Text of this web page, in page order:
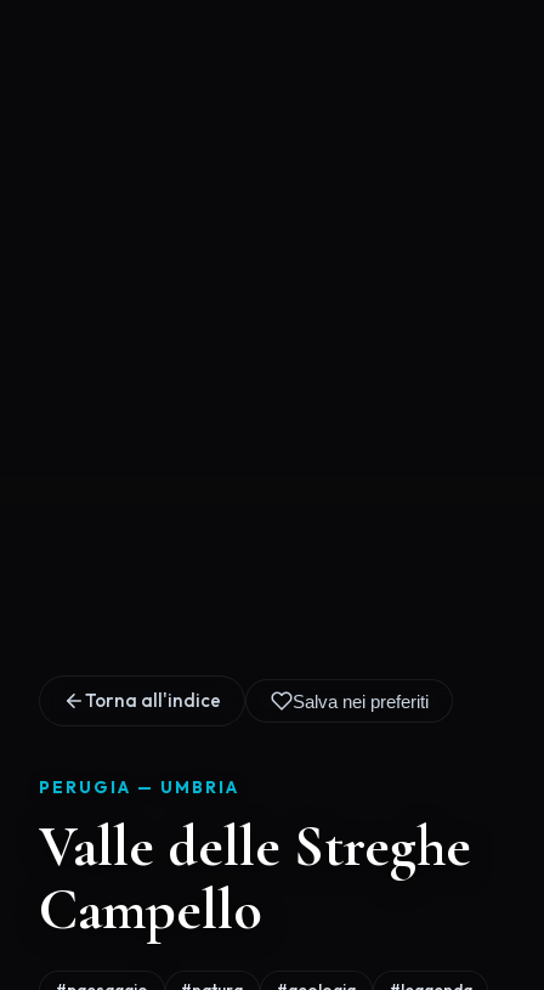
Torna all'indice Salva nei preferiti
PERUGIA — UMBRIA
Valle delle Streghe
Campello